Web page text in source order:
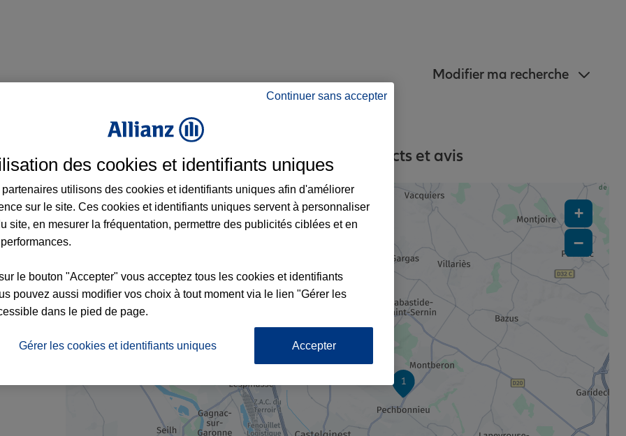
Modifier ma recherche
à Castelginest et aux alentours : adresses, contacts et avis
1
7
3
+
−
Continuer sans accepter
des cookies et identifiants uniques
partenaires utilisons des cookies et identifiants uniques afin d'améliorer
sur le site. Ces cookies et identifiants uniques servent à personnaliser
site, en mesurer la fréquentation, permettre des publicités ciblées et en
le bouton "Accepter" vous acceptez tous les cookies et identifiants
pouvez aussi modifier vos choix à tout moment via le lien "Gérer les
dans le pied de page.
Gérer les cookies et identifiants uniques Accepter